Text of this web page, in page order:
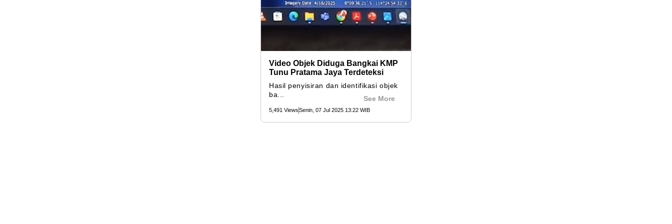
Video Objek Diduga Bangkai KMP
Tunu Pratama Jaya Terdeteksi
Hasil penyisiran dan identifikasi objek
ba...
See More
5,491 ViewsSenin, 07 Jul 2025 13:22 WIB